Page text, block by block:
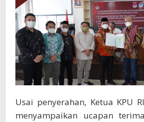
Usai penyerahan, Ketua KPU
menyampaikan ucapan